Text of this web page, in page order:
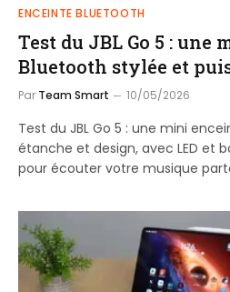
ENCEINTE BLUETOOTH
Test du JBL Go 5 : une
Bluetooth stylée et
Par Team Smart 10/05/2026
Test du JBL Go 5 : une mini
étanche et design, avec LED et
pour écouter votre musique